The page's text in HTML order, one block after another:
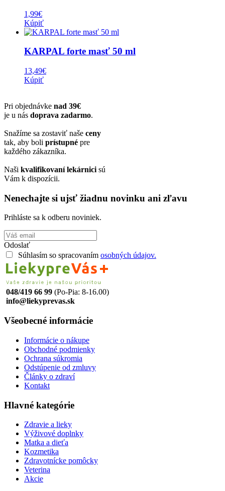
1,99€
Kúpiť
KARPAL forte masť 50 ml
13,49€
Kúpiť
Pri objednávke nad 39€
je u nás doprava zadarmo.
Snažíme sa zostaviť naše ceny
tak, aby boli prístupné pre
každého zákazníka.
Naši kvalifikovaní lekárnici sú
Vám k dispozícii.
Nenechajte si ujsť žiadnu novinku ani zľavu
Prihláste sa k odberu noviniek.
Odoslať
Súhlasím so spracovaním osobných údajov.
048/419 66 99 (Po-Pia: 8-16.00)
info@liekyprevas.sk
Všeobecné informácie
Informácie o nákupe
Obchodné podmienky
Ochrana súkromia
Odstúpenie od zmluvy
Články o zdraví
Kontakt
Hlavné kategórie
Zdravie a lieky
Výživové doplnky
Matka a dieťa
Kozmetika
Zdravotnícke pomôcky
Veterina
Akcie